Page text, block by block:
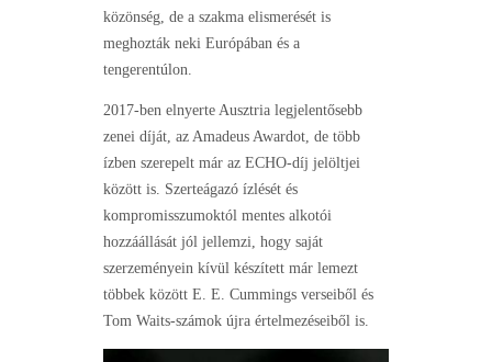
közönség, de a szakma elismerését is
meghozták neki Európában és a
tengerentúlon.
2017-ben elnyerte Ausztria legjelentősebb
zenei díját, az Amadeus Awardot, de több
ízben szerepelt már az ECHO-díj jelöltjei
között is. Szerteágazó ízlését és
kompromisszumoktól mentes alkotói
hozzáállását jól jellemzi, hogy saját
szerzeményein kívül készített már lemezt
többek között E. E. Cummings verseiből és
Tom Waits-számok újra értelmezéseiből is.